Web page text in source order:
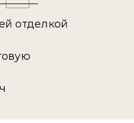
отделкой